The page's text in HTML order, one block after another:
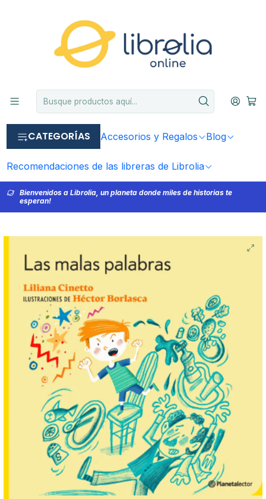
CATEGORÍAS Accesorios y Regalos Blog
Recomendaciones de las libreras de Librolia
Bienvenidos a Librolia, un planeta donde miles de historias te
esperan!